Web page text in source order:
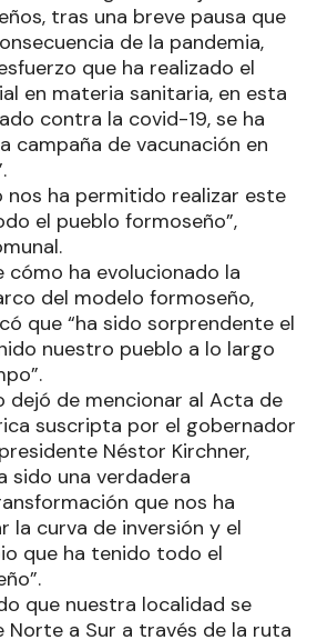
tras una breve pausa que
de la pandemia,
que ha realizado el
en materia sanitaria, en esta
contra la covid-19, se ha
campaña de vacunación en
nos ha permitido realizar este
el pueblo formoseño”,
cómo ha evolucionado la
del modelo formoseño,
que “ha sido sorprendente el
nuestro pueblo a lo largo
dejó de mencionar al Acta de
suscripta por el gobernador
Néstor Kirchner,
sido una verdadera
que nos ha
la curva de inversión y el
que ha tenido todo el
que nuestra localidad se
Norte a Sur a través de la ruta